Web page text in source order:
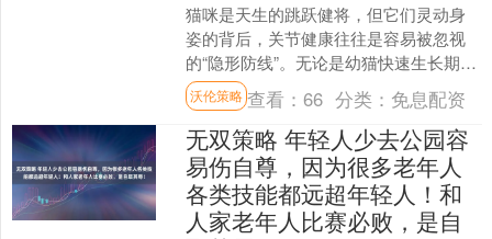
猫咪是天生的跳跃健将，但它们灵动身
姿的背后，关节健康往往是容易被忽视
的“隐形防线”。无论是幼猫快速生长期的
骨骼发育，还是老年猫因常年磨损导致
的行动迟缓，日常饮食....
沃伦策略 查看：66 分类： 免息配资
无双策略 年轻人少去公园容
易伤自尊，因为很多老年人
各类技能都远超年轻人！和
人家老年人比赛必败，是自